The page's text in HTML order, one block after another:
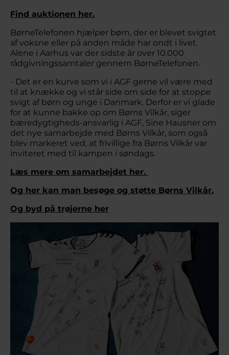
Find auktionen her.
BørneTelefonen hjælper børn, der er blevet svigtet
af voksne eller på anden måde har ondt i livet.
Alene i Aarhus var der sidste år over 10.000
rådgivningssamtaler gennem BørneTelefonen.
- Det er en kurve som vi i AGF gerne vil være med
til at knække og vi står side om side for at stoppe
svigt af børn og unge i Danmark. Derfor er vi glade
for at kunne bakke op om Børns Vilkår, siger
bæredygtigheds-ansvarlig i AGF, Sine Hausner om
det nye samarbejde med Børns Vilkår, som også
blev markeret ved, at frivillige fra Børns Vilkår var
inviteret med til kampen i søndags.
Læs mere om samarbejdet her.
Og her kan man besøge og støtte Børns Vilkår.
Og byd på trøjerne her